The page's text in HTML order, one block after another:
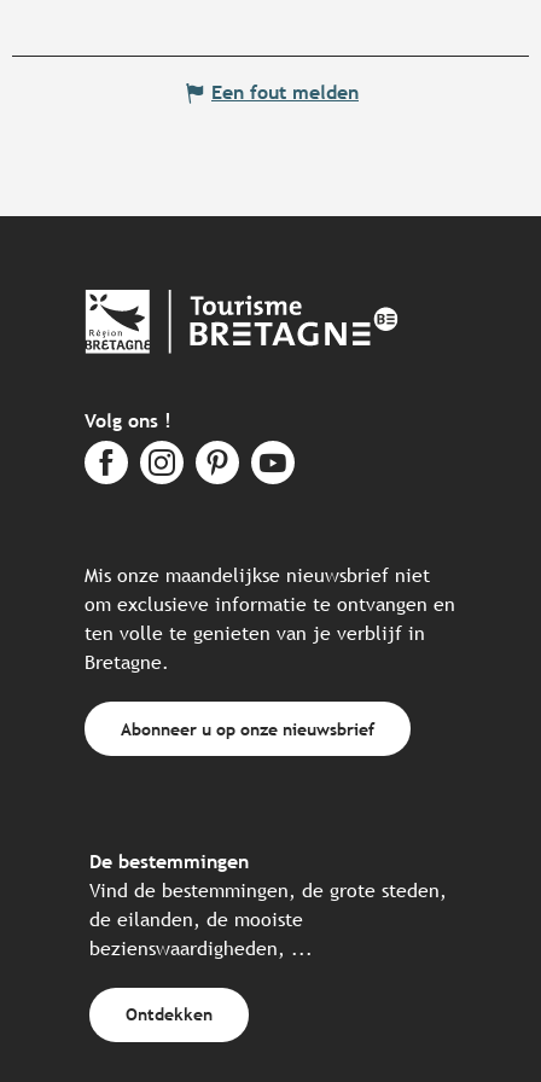
Een fout melden
Volg ons !
Mis onze maandelijkse nieuwsbrief niet
om exclusieve informatie te ontvangen en
ten volle te genieten van je verblijf in
Bretagne.
Abonneer u op onze nieuwsbrief
De bestemmingen
Vind de bestemmingen, de grote steden,
de eilanden, de mooiste
bezienswaardigheden, ...
Ontdekken